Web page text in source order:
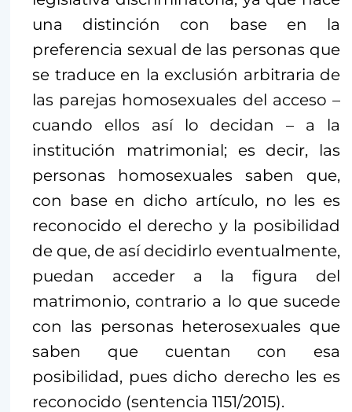
una distinción con base en la
preferencia sexual de las personas que
se traduce en la exclusión arbitraria de
las parejas homosexuales del acceso –
cuando ellos así lo decidan – a la
institución matrimonial; es decir, las
personas homosexuales saben que,
con base en dicho artículo, no les es
reconocido el derecho y la posibilidad
de que, de así decidirlo eventualmente,
puedan acceder a la figura del
matrimonio, contrario a lo que sucede
con las personas heterosexuales que
saben que cuentan con esa
posibilidad, pues dicho derecho les es
reconocido (sentencia 1151/2015).